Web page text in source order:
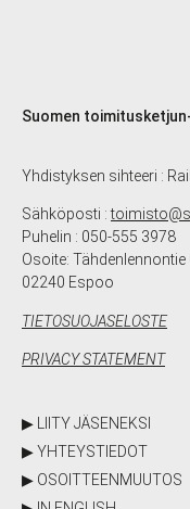
Suomen
Yhdistyksen sihteeri :
Sähköposti :
Puhelin : 050-555 3978
Osoite: Tähdenlennontie
02240 Espoo
TIETOSUOJASELOSTE
PRIVACY STATEMENT
▶ LIITY JÄSENEKSI
▶ YHTEYSTIEDOT
▶ OSOITTEENMUUTOS